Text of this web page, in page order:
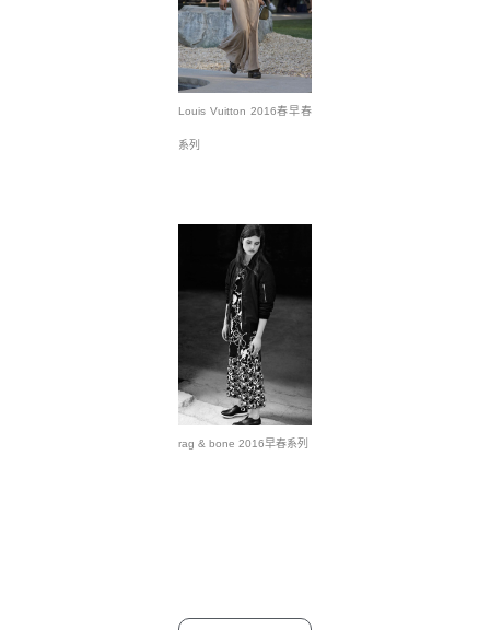
Louis Vuitton 2016春早春
系列
rag & bone 2016早春系列